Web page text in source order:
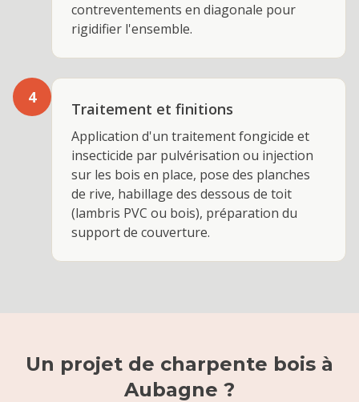
contreventements en diagonale pour
rigidifier l'ensemble.
4
Traitement et finitions
Application d'un traitement fongicide et
insecticide par pulvérisation ou injection
sur les bois en place, pose des planches
de rive, habillage des dessous de toit
(lambris PVC ou bois), préparation du
support de couverture.
Un projet de charpente bois à
Aubagne ?